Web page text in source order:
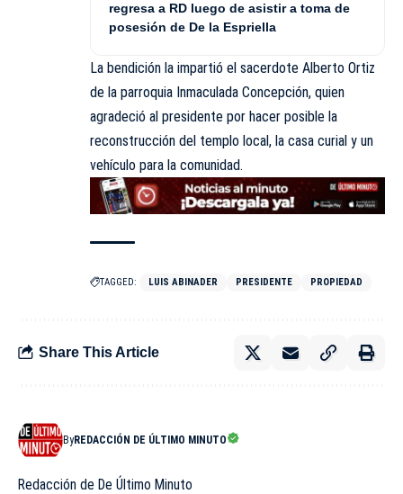
regresa a RD luego de asistir a toma de
posesión de De la Espriella
La bendición la impartió el sacerdote Alberto Ortiz
de la parroquia Inmaculada Concepción, quien
agradeció al presidente por hacer posible la
reconstrucción del templo local, la casa curial y un
vehículo para la comunidad.
TAGGED: LUIS ABINADER PRESIDENTE PROPIEDAD
Share This Article
ByREDACCIÓN DE ÚLTIMO MINUTO
Redacción de De Último Minuto